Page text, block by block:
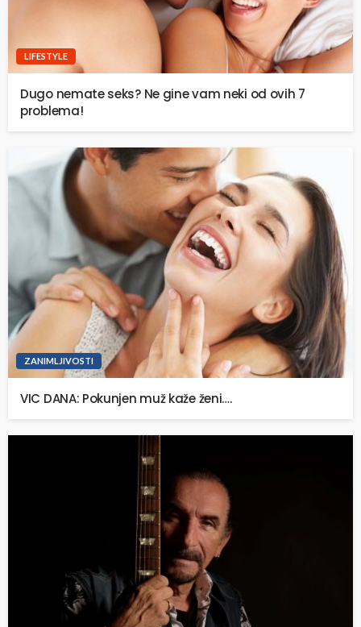
LIFESTYLE
Dugo nemate seks? Ne gine vam neki od ovih 7
problema!
ZANIMLJIVOSTI
VIC DANA: Pokunjen muž kaže ženi….